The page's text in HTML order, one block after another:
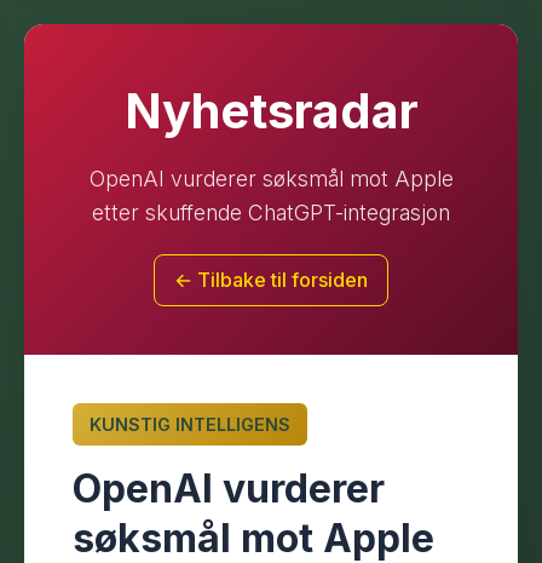
Nyhetsradar
OpenAI vurderer søksmål mot Apple
etter skuffende ChatGPT-integrasjon
← Tilbake til forsiden
KUNSTIG INTELLIGENS
OpenAI vurderer
søksmål mot Apple